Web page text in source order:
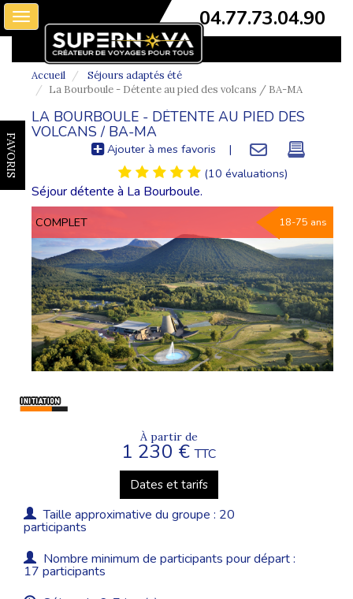
04.77.73.04.90
Toggle
navigation
FAVORIS
Accueil
Séjours adaptés été
La Bourboule - Détente au pied des volcans / BA-MA
LA BOURBOULE - DÉTENTE AU PIED DES
VOLCANS / BA-MA
Ajouter à mes favoris |
(10 évaluations)
Séjour détente à La Bourboule.
COMPLET 18-75 ans
À partir de
1 230 €TTC
Dates et tarifs
Taille approximative du groupe : 20
participants
Nombre minimum de participants pour départ :
17 participants